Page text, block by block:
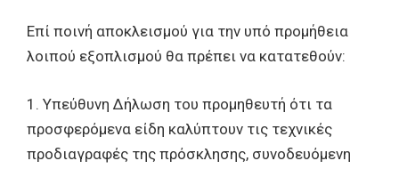
Επί ποινή αποκλεισμού για την υπό προμήθεια
λοιπού εξοπλισμού θα πρέπει να κατατεθούν:
1. Υπεύθυνη Δήλωση του προμηθευτή ότι τα
προσφερόμενα είδη καλύπτουν τις τεχνικές
προδιαγραφές της πρόσκλησης, συνοδευόμενη